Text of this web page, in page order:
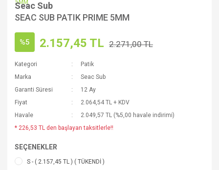
Seac Sub
SEAC SUB PATIK PRIME 5MM
%5 2.157,45 TL 2.271,00 TL
Kategori
Patik
Marka
Seac Sub
Garanti Süresi
12 Ay
Fiyat
2.064,54 TL + KDV
Havale
2.049,57 TL (%5,00 havale indirimi)
* 226,53 TL den başlayan taksitlerle!!
SEÇENEKLER
S - ( 2.157,45 TL ) ( TÜKENDİ )